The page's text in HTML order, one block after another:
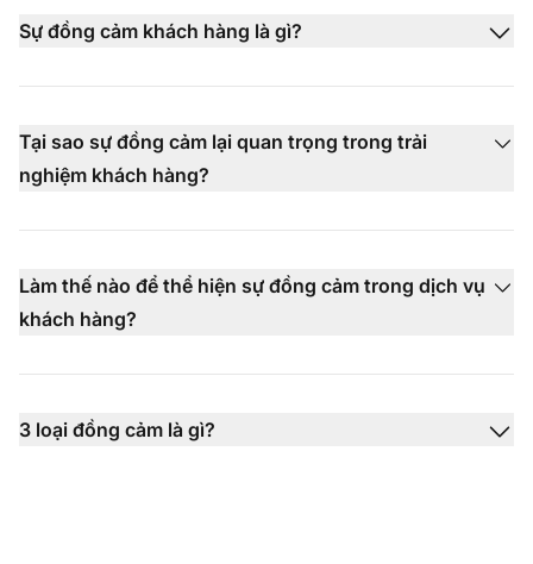
Sự đồng cảm khách hàng là gì?
Tại sao sự đồng cảm lại quan trọng trong trải
nghiệm khách hàng?
Làm thế nào để thể hiện sự đồng cảm trong dịch vụ
khách hàng?
3 loại đồng cảm là gì?